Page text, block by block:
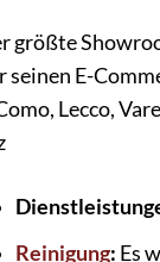
größte
seinen E-
Lecco,
Reinigung: Es